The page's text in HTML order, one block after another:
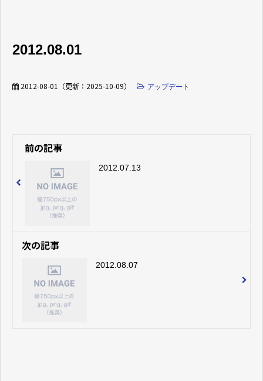
2012.08.01
2012-08-01 （更新： 2025-10-09） アップデート
前の記事
2012.07.13
次の記事
2012.08.07